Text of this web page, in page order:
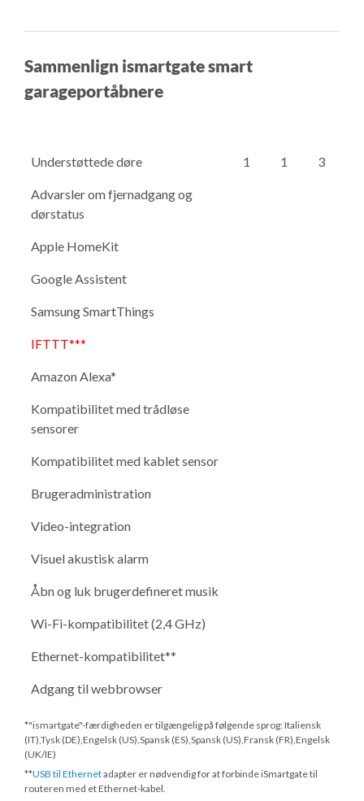
Sammenlign ismartgate smart
garageportåbnere
Understøttede døre 1 1 3
Advarsler om fjernadgang og
dørstatus
Apple HomeKit
Google Assistent
Samsung SmartThings
IFTTT***
Amazon Alexa*
Kompatibilitet med trådløse
sensorer
Kompatibilitet med kablet sensor
Brugeradministration
Video-integration
Visuel akustisk alarm
Åbn og luk brugerdefineret musik
Wi-Fi-kompatibilitet (2,4 GHz)
Ethernet-kompatibilitet**
Adgang til webbrowser
*"ismartgate"-færdigheden er tilgængelig på følgende sprog: Italiensk
(IT),Tysk (DE),Engelsk (US),Spansk (ES),Spansk (US),Fransk (FR),Engelsk
(UK/IE)
**USB til Ethernetadapter er nødvendig for at forbinde iSmartgate til
routeren med et Ethernet-kabel.